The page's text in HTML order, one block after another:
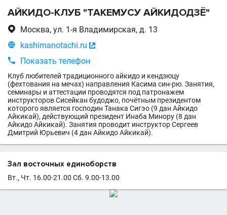
АЙКИДО-КЛУБ "ТАКЕМУСУ АЙКИДОДЗЁ"
 Москва, ул. 1-я Владимирская, д. 13
 kashimanotachi.ru 

Показать телефон
Клуб любителей традиционного айкидо и кендзюцу
(фехтования на мечах) направления Касима син-рю. Занятия,
семинары и аттестации проводятся под патронажем
инструкторов Сисейкан будоджо, почётным президентом
которого является господин Танака Сигэо (9 дан Айкидо
Айкикай), действующий президент Инаба Минору (8 дан
Айкидо Айкикай). Занятия проводит инструктор Сергеев
Дмитрий Юрьевич (4 дан Айкидо Айкикай).
Зал восточных единоборств
Вт., Чт. 16.00-21.00 Сб. 9.00-13.00